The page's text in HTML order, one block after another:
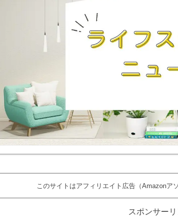
このサイトはアフィリエイト広告（Amazonア
スポンサーリ